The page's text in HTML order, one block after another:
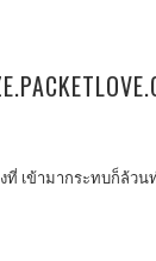
ที่ เข้ามากระทบก็ล้วน